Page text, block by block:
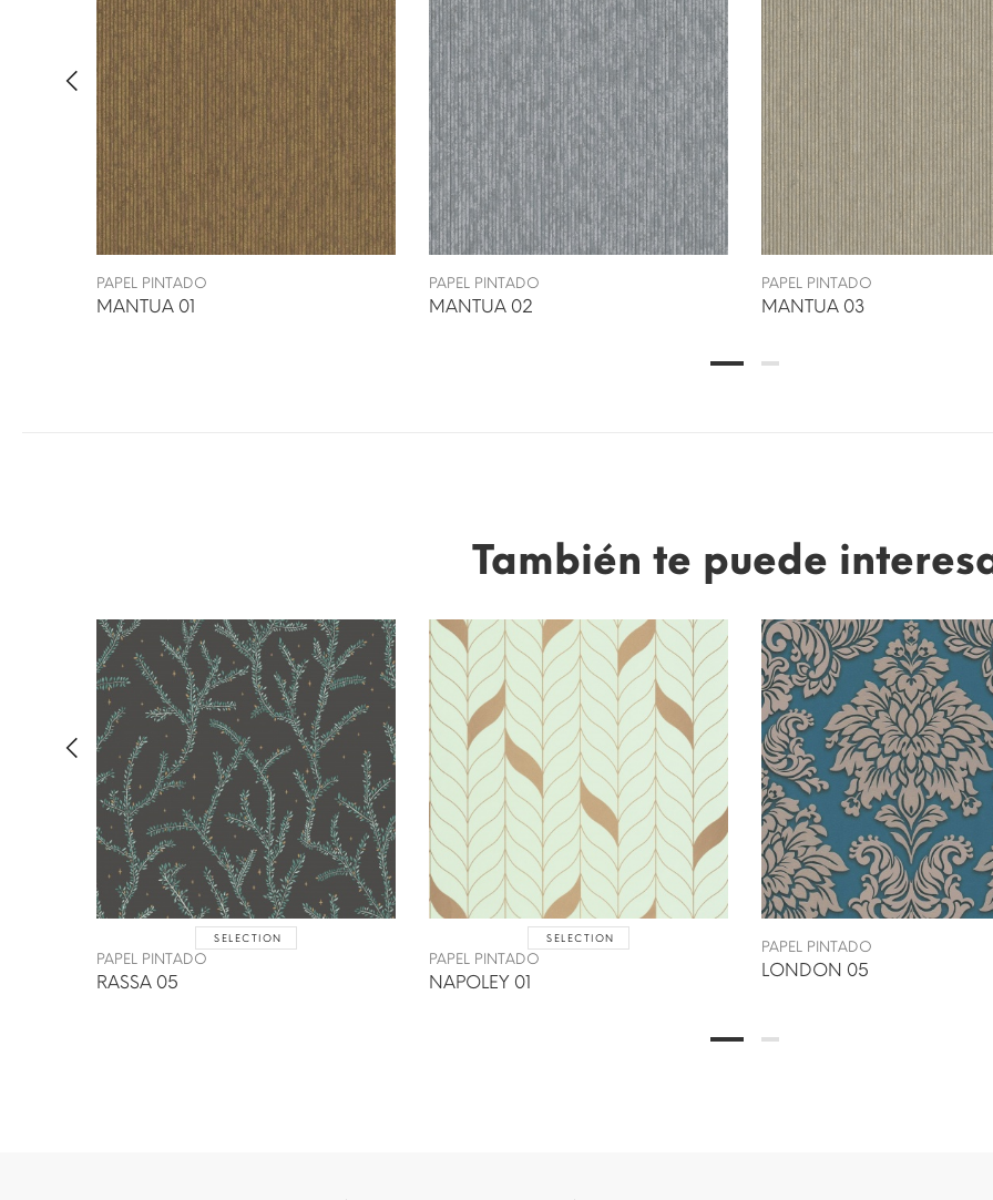
PAPEL PINTADO
MANTUA 01
PAPEL PINTADO
MANTUA 02
PAPEL PINTADO
MANTUA 03
También te puede
SELECTION
PAPEL PINTADO
RASSA 05
SELECTION
PAPEL PINTADO
NAPOLEY 01
PAPEL PINTADO
LONDON 05